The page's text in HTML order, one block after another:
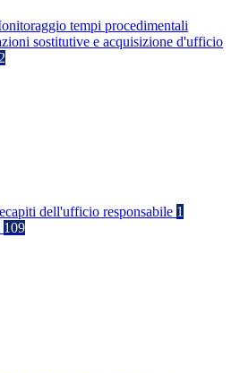
tempi procedimentali
sostitutive e acquisizione d'ufficio
2
dell'ufficio responsabile 1
109